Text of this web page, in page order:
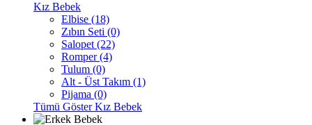
Kız Bebek
Elbise (18)
Zıbın Seti (0)
Salopet (22)
Romper (4)
Tulum (0)
Alt - Üst Takım (1)
Pijama (0)
Tümü Göster Kız Bebek